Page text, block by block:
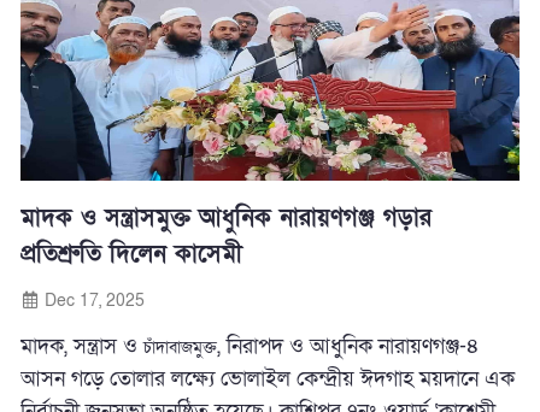
মাদক ও সন্ত্রাসমুক্ত আধুনিক নারায়ণগঞ্জ গড়ার
প্রতিশ্রুতি দিলেন কাসেমী
Dec 17, 2025
মাদক, সন্ত্রাস ওচাঁদাবাজমুক্ত, নিরাপদ ও আধুনিক নারায়ণগঞ্জ-৪
আসন গড়ে তোলার লক্ষ্যে ভোলাইল কেন্দ্রীয় ঈদগাহ ময়দানে এক